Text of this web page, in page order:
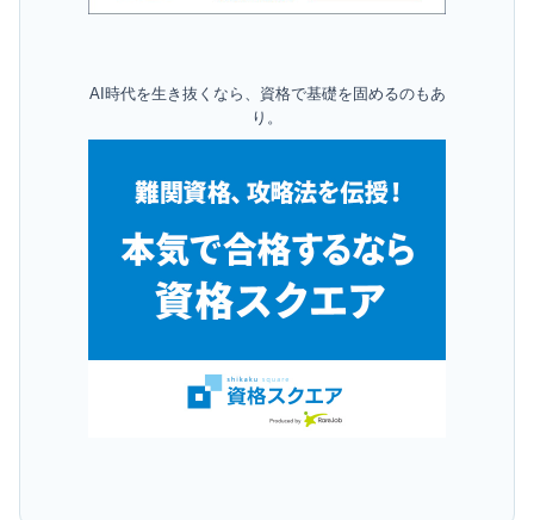
AI時代を生き抜くなら、資格で基礎を固めるのもあ
り。